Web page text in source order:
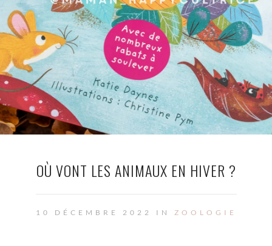
OÙ VONT LES ANIMAUX EN HIVER ?
10 DÉCEMBRE 2022 IN ZOOLOGIE